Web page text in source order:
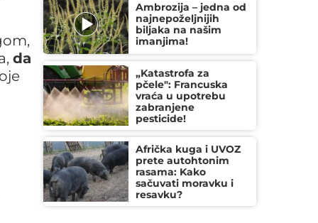
da
Ambrozija – jedna od
najnepoželjnijih
biljaka na našim
imanjima!
„Katastrofa za
pčele": Francuska
vraća u upotrebu
zabranjene
pesticide!
Afrička kuga i UVOZ
prete autohtonim
rasama: Kako
sačuvati moravku i
resavku?